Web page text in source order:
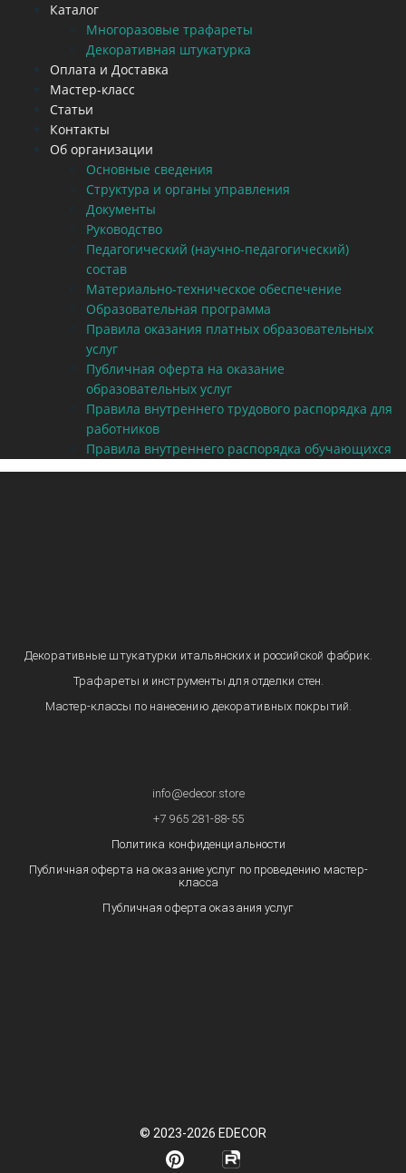
Каталог
Многоразовые трафареты
Декоративная штукатурка
Оплата и Доставка
Мастер-класс
Статьи
Контакты
Об организации
Основные сведения
Структура и органы управления
Документы
Руководство
Педагогический (научно-педагогический)
состав
Материально-техническое обеспечение
Образовательная программа
Правила оказания платных образовательных
услуг
Публичная оферта на оказание
образовательных услуг
Правила внутреннего трудового распорядка для
работников
Правила внутреннего распорядка обучающихся
Декоративные штукатурки итальянских и российской фабрик.
Трафареты и инструменты для отделки стен.
Мастер-классы по нанесению декоративных покрытий.
info@edecor.store
+7 965 281-88-55
Политика конфиденциальности
Публичная оферта на оказание услуг по проведению мастер-
класса
Публичная оферта оказания услуг
© 2023-2026 EDECOR